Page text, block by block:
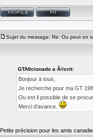
Sujet du message: Re: Ou peut on
GTAficionado a Ã©crit:
Bonjour à tous,
Je recherche pour ma GT
Ou est il possible de se
Merci d'avance.
Petite précision pour les amis